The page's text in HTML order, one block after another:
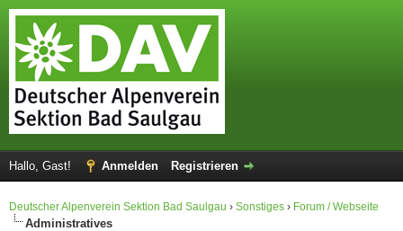
Hallo, Gast! Anmelden Registrieren
Deutscher Alpenverein Sektion Bad Saulgau › Sonstiges › Forum / Webseite
Administratives